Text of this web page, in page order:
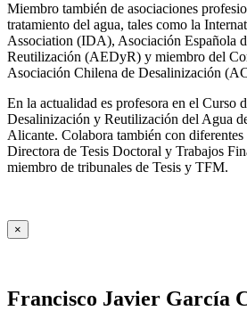
Miembro también de asociaciones
tratamiento del agua, tales como la
Association (IDA), Asociación Española
Reutilización (AEDyR) y miembro del
Asociación Chilena de Desalinización
En la actualidad es profesora en el Curso
Desalinización y Reutilización del Agua
Alicante. Colabora también con
Directora de Tesis Doctoral y Trabajos
miembro de tribunales de Tesis y TFM.
×
Francisco Javier García